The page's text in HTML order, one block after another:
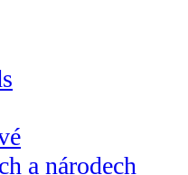
a národech